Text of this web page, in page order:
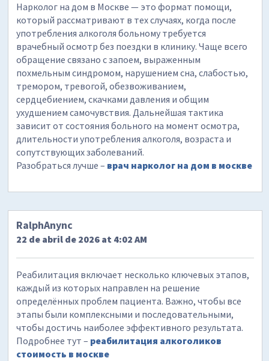
Нарколог на дом в Москве — это формат помощи,
который рассматривают в тех случаях, когда после
употребления алкоголя больному требуется
врачебный осмотр без поездки в клинику. Чаще всего
обращение связано с запоем, выраженным
похмельным синдромом, нарушением сна, слабостью,
тремором, тревогой, обезвоживанием,
сердцебиением, скачками давления и общим
ухудшением самочувствия. Дальнейшая тактика
зависит от состояния больного на момент осмотра,
длительности употребления алкоголя, возраста и
сопутствующих заболеваний.
Разобраться лучше – врач нарколог на дом в москве
RalphAnync
22 de abril de 2026 at 4:02 AM
Реабилитация включает несколько ключевых этапов,
каждый из которых направлен на решение
определённых проблем пациента. Важно, чтобы все
этапы были комплексными и последовательными,
чтобы достичь наиболее эффективного результата.
Подробнее тут – реабилитация алкоголиков
стоимость в москве